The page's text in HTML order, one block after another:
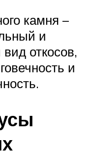
камня –
и
откосов,
и